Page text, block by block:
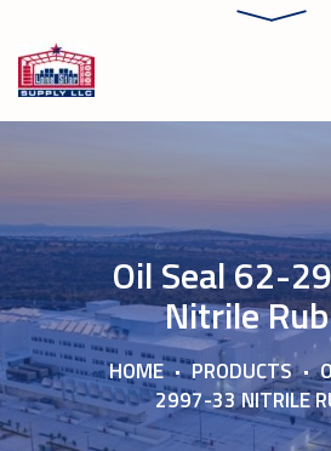
Oil Seal 62-
Nitrile
HOME PRODUCTS
2997-33 NITRILE